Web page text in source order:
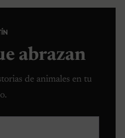
abrazan
de animales en tu